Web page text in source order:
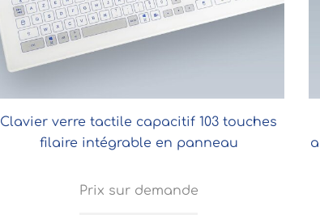
Clavier verre tactile capacitif 103 touches
filaire intégrable en panneau
Prix sur demande